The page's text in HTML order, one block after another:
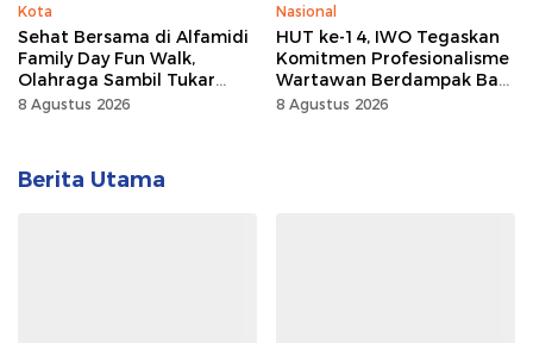
Kota
Sehat Bersama di Alfamidi
Family Day Fun Walk,
Olahraga Sambil Tukar
Sampah Demi Jaga Bumi
8 Agustus 2026
Nasional
HUT ke-14, IWO Tegaskan
Komitmen Profesionalisme
Wartawan Berdampak Bagi
Kebaikan Bangsa
8 Agustus 2026
Berita Utama